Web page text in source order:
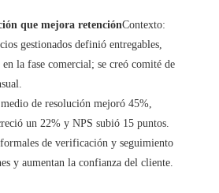
que mejora retenciónContexto:
gestionados definió entregables,
la fase comercial; se creó comité de
de resolución mejoró 45%,
un 22% y NPS subió 15 puntos.
de verificación y seguimiento
y aumentan la confianza del cliente.